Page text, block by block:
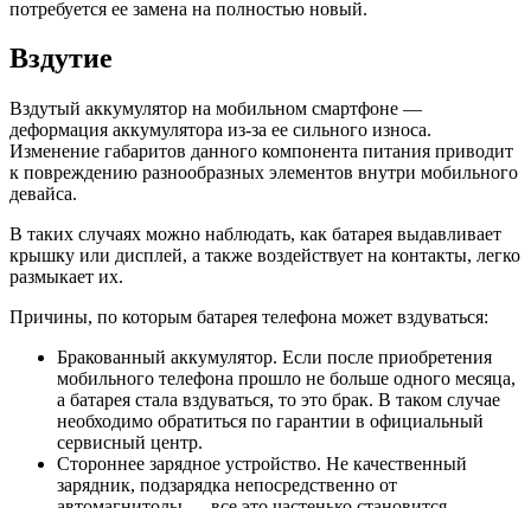
потребуется ее замена на полностью новый.
Вздутие
Вздутый аккумулятор на мобильном смартфоне —
деформация аккумулятора из-за ее сильного износа.
Изменение габаритов данного компонента питания приводит
к повреждению разнообразных элементов внутри мобильного
девайса.
В таких случаях можно наблюдать, как батарея выдавливает
крышку или дисплей, а также воздействует на контакты, легко
размыкает их.
Причины, по которым батарея телефона может вздуваться:
Бракованный аккумулятор. Если после приобретения
мобильного телефона прошло не больше одного месяца,
а батарея стала вздуваться, то это брак. В таком случае
необходимо обратиться по гарантии в официальный
сервисный центр.
Стороннее зарядное устройство. Не качественный
зарядник, подзарядка непосредственно от